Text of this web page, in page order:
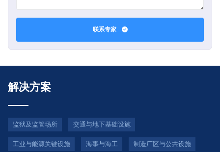
联系专家
解决方案
监狱及监管场所 交通与地下基础设施
工业与能源关键设施 海事与海工 制造厂区与公共设施